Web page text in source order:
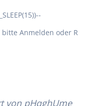
bitte Anmelden oder R
von pHqghUme